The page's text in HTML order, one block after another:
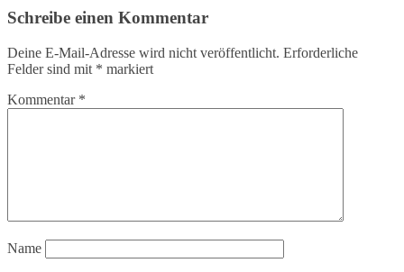
Schreibe einen Kommentar
Deine E-Mail-Adresse wird nicht veröffentlicht. Erforderliche
Felder sind mit * markiert
Kommentar *
Name